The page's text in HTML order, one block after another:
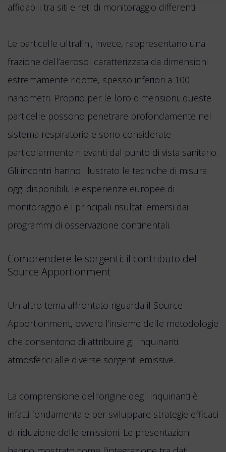
affidabili tra siti e reti di monitoraggio differenti.
Le particelle ultrafini, invece, rappresentano una
frazione dell’aerosol caratterizzata da dimensioni
estremamente ridotte, spesso inferiori a 100
nanometri. Proprio per le loro dimensioni, queste
particelle possono penetrare profondamente nel
sistema respiratorio e sono considerate
particolarmente rilevanti dal punto di vista sanitario.
Gli incontri hanno illustrato le tecniche di misura
oggi disponibili, le esperienze europee di
monitoraggio e i principali risultati emersi dai
programmi di osservazione continentali.
Comprendere le sorgenti: il contributo del
Source Apportionment
Un altro tema affrontato riguarda il Source
Apportionment, ovvero l’insieme delle metodologie
che consentono di attribuire gli inquinanti
atmosferici alle diverse sorgenti emissive.
La comprensione dell’origine degli inquinanti è
infatti fondamentale per sviluppare strategie efficaci
di riduzione delle emissioni. Le presentazioni